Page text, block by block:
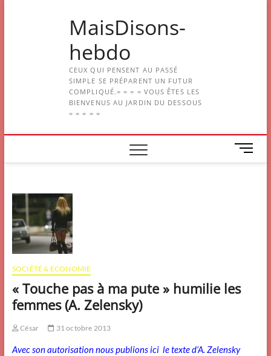
MaisDisons-
hebdo
CEUX QUI PENSENT AU PASSÉ
SIMPLE SE PRÉPARENT UN FUTUR
COMPLIQUÉ.= = = = VOUS ÊTES LES
BIENVENUS AU JARDIN DU DESSOUS
= = = = =
M
e
SOCIÉTÉ & ECONOMIE
« Touche pas à ma pute » humilie les
femmes (A. Zelensky)
César 31 octobre 2013
Avec son autorisation nous publions ici le texte d’A. Zelensky